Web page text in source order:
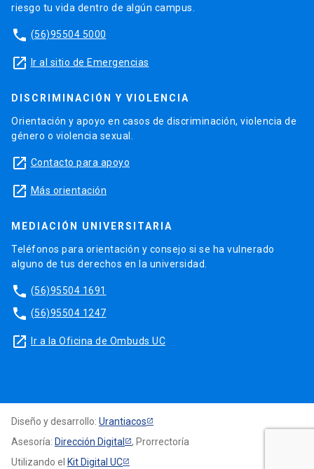
riesgo tu vida dentro de algún campus.
phone (56)95504 5000
launch Ir al sitio de Emergencias
DISCRIMINACIÓN Y VIOLENCIA
Orientación y apoyo en casos de discriminación, violencia de
género o violencia sexual.
launch Contacto para apoyo
launch Más orientación
MEDIACIÓN UNIVERSITARIA
Teléfonos para orientación y consejo si se ha vulnerado
alguno de tus derechos en la universidad.
phone (56)95504 1691
phone (56)95504 1247
launch Ir a la Oficina de Ombuds UC
Diseño y desarrollo: Urantiacos
Asesoría: Dirección Digital
, Prorrectoría
Utilizando el Kit Digital UC